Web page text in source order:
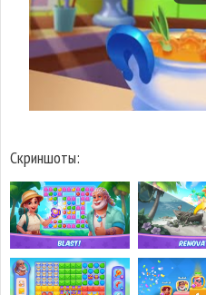
Скриншоты: